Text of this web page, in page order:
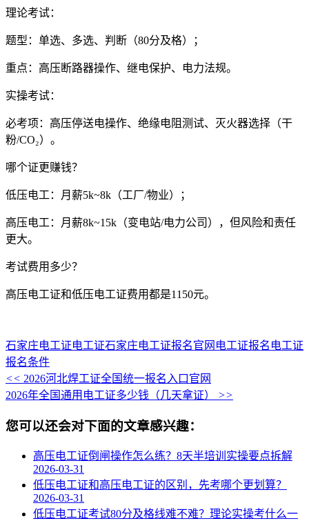
理论考试：
题型：单选、多选、判断（80分及格）；
重点：高压断路器操作、继电保护、电力法规。
实操考试：
必考项：高压停送电操作、绝缘电阻测试、灭火器选择（干
粉/CO₂）。
哪个证更赚钱？
低压电工：月薪5k~8k（工厂/物业）；
高压电工：月薪8k~15k（变电站/电力公司），但风险和责任
更大。
考试费用多少？
高压电工证和低压电工证费用都是1150元。
石家庄电工证电工证石家庄电工证报名官网 电工证报名 电工证
报名条件
<< 2026河北焊工证全国统一报名入口官网
2026年全国通用电工证多少钱（几天拿证） >>
您可以还会对下面的文章感兴趣：
高压电工证倒闸操作怎么练？8天半培训实操要点拆解
2026-03-31
低压电工证和高压电工证的区别，先考哪个更划算？
2026-03-31
低压电工证考试80分及格线难不难？理论实操考什么一